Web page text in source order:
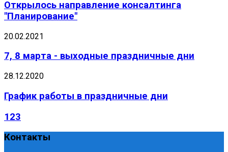
Открылось направление консалтинга
"Планирование"
20.02.2021
7, 8 марта - выходные праздничные дни
28.12.2020
График работы в праздничные дни
123
Контакты